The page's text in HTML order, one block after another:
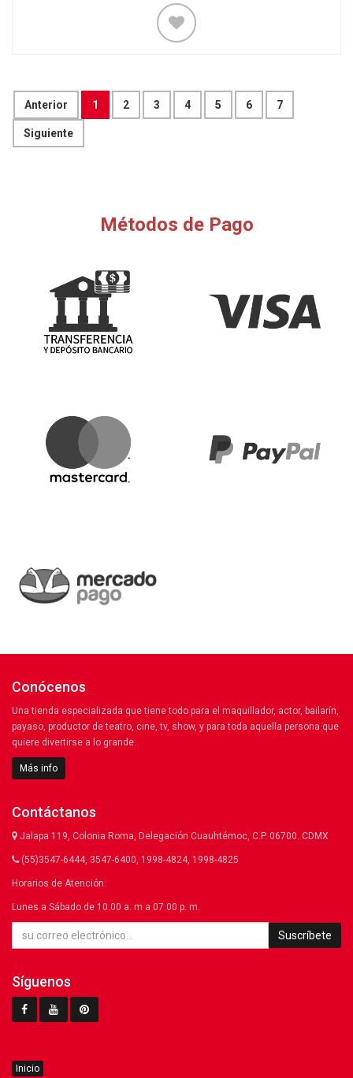
Anterior 1 2 3 4 5 6 7
Siguiente
Métodos de Pago
Conócenos
Una tienda especializada que tiene todo para el maquillador, actor, bailarín,
payaso, productor de teatro, cine, tv, show, y para toda aquella persona que
quiere divertirse a lo grande.
Más info
Contáctanos
Jalapa 119, Colonia Roma, Delegación Cuauhtémoc, C.P. 06700. CDMX
(55)3547-6444, 3547-6400, 1998-4824, 1998-4825
Horarios de Atención:
Lunes a Sábado de 10:00 a. m a 07:00 p. m.
Suscríbete
Síguenos
Inicio